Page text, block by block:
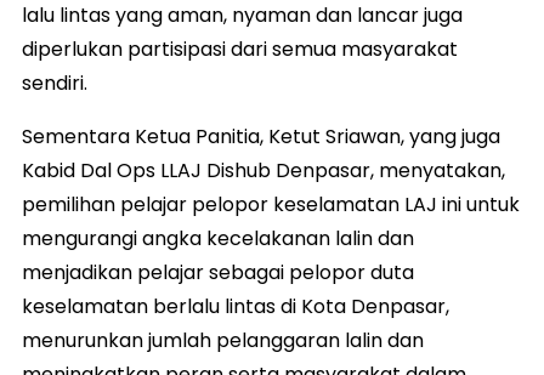
lalu lintas yang aman, nyaman dan lancar juga
diperlukan partisipasi dari semua masyarakat
sendiri.
Sementara Ketua Panitia, Ketut Sriawan, yang juga
Kabid Dal Ops LLAJ Dishub Denpasar, menyatakan,
pemilihan pelajar pelopor keselamatan LAJ ini untuk
mengurangi angka kecelakanan lalin dan
menjadikan pelajar sebagai pelopor duta
keselamatan berlalu lintas di Kota Denpasar,
menurunkan jumlah pelanggaran lalin dan